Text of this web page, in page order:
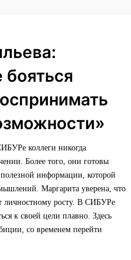
коллеги никогда
Более того, они готовы
информации, которой
Маргарита уверена, что
личностному росту. В СИБУРе
к своей цели плавно. Здесь
со временем перейти